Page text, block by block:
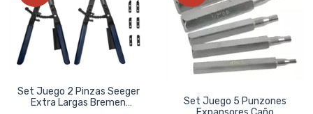
Set Juego 2 Pinzas Seeger
Extra Largas Bremen
Set Juego 5 Punzones